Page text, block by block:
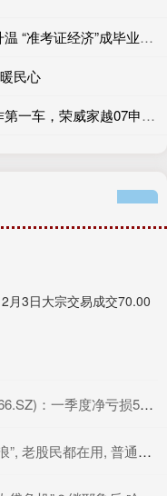
配资门户官网首页 暑期旅游市场全面升温 “准考证经济”成毕业旅行新热点
民心
配资平台公司 字节跳动与上汽深度合作第一车，荣威家越07申报图抢先曝光
月3日大宗交易成交70.00
一季度净亏损511.73万元
都在用, 普通人却还不知道!